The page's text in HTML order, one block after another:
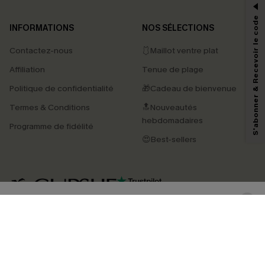
INFORMATIONS
Contactez-nous
Affiliation
Politique de confidentialité
Termes & Conditions
Programme de fidélité
NOS SÉLECTIONS
🩱Maillot ventre plat
Tenue de plage
🎁Cadeau de bienvenue
🔝Nouveautés
hebdomadaires
😍Best-sellers
4.3
marketing (y compris du contenu généré par l'IA) de Cupshe et
pouvons utiliser les données collectées sur notre site ainsi que des
savoir si ceux-ci ont été ouverts, de mesurer votre engagement, de
personnaliser nos contenus et nos offres, et de vous recommander des
produits susceptibles de vous intéresser, conformément à notre
Politique de
. Vous pouvez vous désabonner à tout moment.
S'abonner & Recevoir le code